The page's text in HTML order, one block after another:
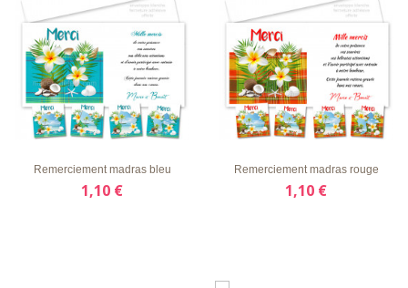
LISTE
D'ENVIE
APERÇU
RAPIDE
DÉTAILS
Remerciement madras bleu
1,10 €
LISTE
D'ENVIE
APERÇU
RAPIDE
DÉTAILS
Remerciement madras rouge
1,10 €